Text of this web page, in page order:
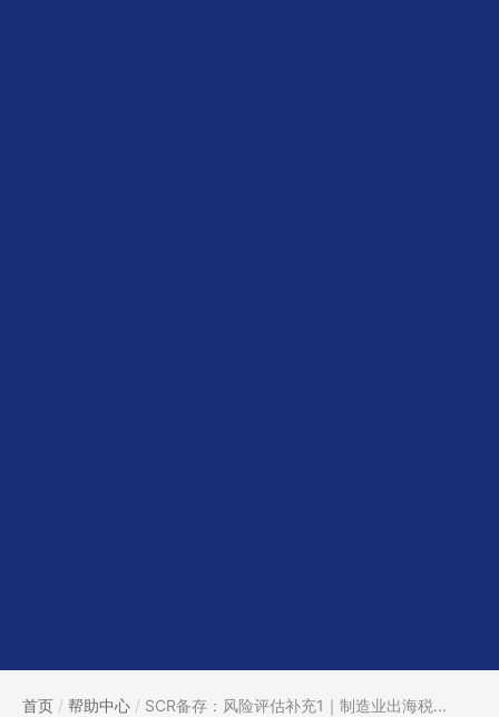
首页 / 帮助中心 / SCR备存：风险评估补充1｜制造业出海税...